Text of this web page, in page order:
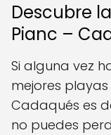
Descubre
Pianc –
Si alguna vez
mejores playas
Cadaqués es
no puedes